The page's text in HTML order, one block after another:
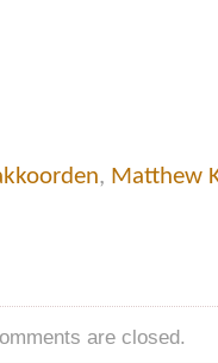
, Matthew
are closed.